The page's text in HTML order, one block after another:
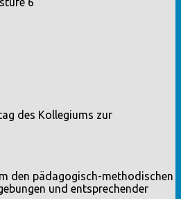
des Kollegiums zur
den pädagogisch-methodischen
und entsprechender